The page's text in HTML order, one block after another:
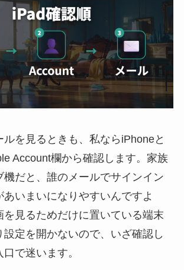
ルを見るときも、私ならiPhoneと
Account欄から確認します。家族
機だと、誰のメールでサインイン
あいまいになりやすいんですよ
を見るためだけに置いている端末
設定を開かないので、いざ確認し
で迷います。